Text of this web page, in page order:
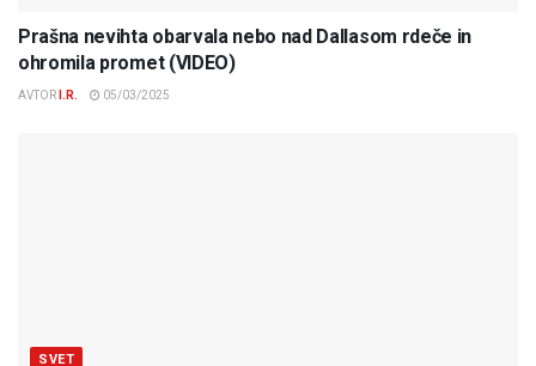
Prašna nevihta obarvala nebo nad Dallasom rdeče in
ohromila promet (VIDEO)
AVTOR I.R. 05/03/2025
SVET